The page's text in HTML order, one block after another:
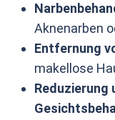
Aknenarben
Entfernung
makellose
Reduzierung